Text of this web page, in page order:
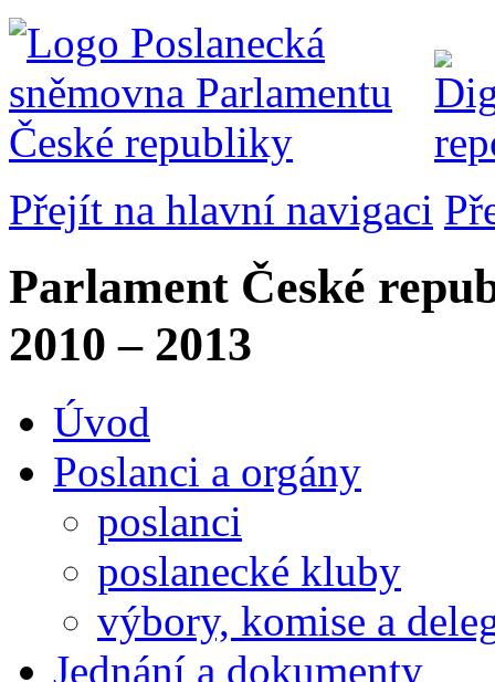
Přejít na hlavní navigaci
Parlament České
2010 – 2013
Úvod
Poslanci a orgány
poslanci
poslanecké kluby
výbory, komise a
Jednání a dokumenty